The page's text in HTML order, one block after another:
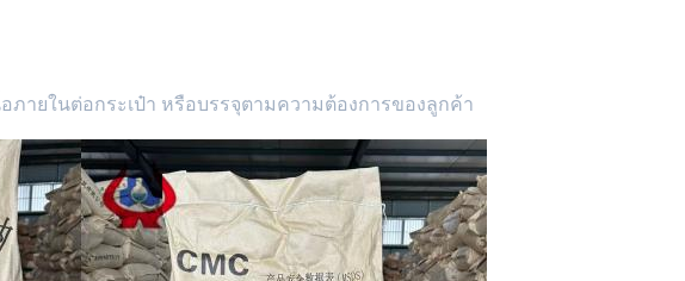
ภายในต่อกระเป๋า หรือบรรจุตามความต้องการของลูกค้า